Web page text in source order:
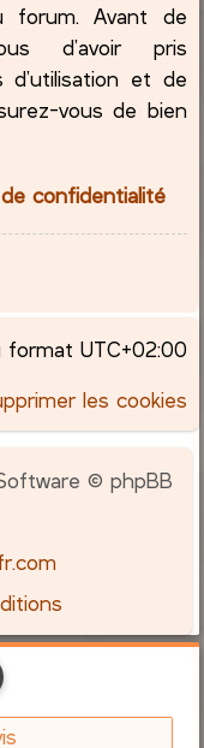
forum. Avant de
d’avoir pris
d’utilisation et de
vous de bien
confidentialité
format UTC+02:00
les cookies
© phpBB